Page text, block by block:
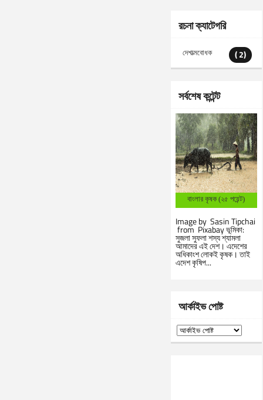
রচনা ক্যাটেগরি
দেশাত্মবোধক ( 2)
সর্বশেষ কন্টেন্ট
বাংলার কৃষক (২৫ পয়েন্ট)
Image by Sasin Tipchai
from Pixabay ভূমিকা:
সুজলা সুফলা শস্য শ্যামলা
আমাদের এই দেশ। এদেশের
অধিকাংশ লোকই কৃষক। তাই
এদেশ কৃষিপ...
আর্কাইভ পোষ্ট